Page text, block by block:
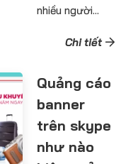
nhiều người...
Chi tiết
Quảng cáo
banner
trên skype
như nào